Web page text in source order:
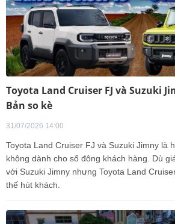
Toyota Land Cruiser FJ và Suzuki
Bản so kè
31/07/2026 14:00
Toyota Land Cruiser FJ và Suzuki Jimny là
không dành cho số đông khách hàng. Dù
với Suzuki Jimny nhưng Toyota Land
thế hút khách.